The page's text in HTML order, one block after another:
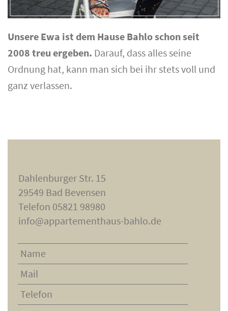
Unsere Ewa ist dem Hause Bahlo schon seit
2008 treu ergeben. Darauf, dass alles seine
Ordnung hat, kann man sich bei ihr stets voll und
ganz verlassen.
Dahlenburger Str. 15
29549 Bad Bevensen
Telefon 05821 98980
info@appartementhaus-bahlo.de